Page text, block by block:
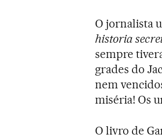
O jornalista
historia
sempre
grades do
nem
miséria! Os
O livro de